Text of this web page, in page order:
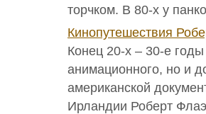
торчком. В 80-х у
Кинопутешествия
Конец 20-х – 30-е
анимационного, но и
американской
Ирландии Роберт